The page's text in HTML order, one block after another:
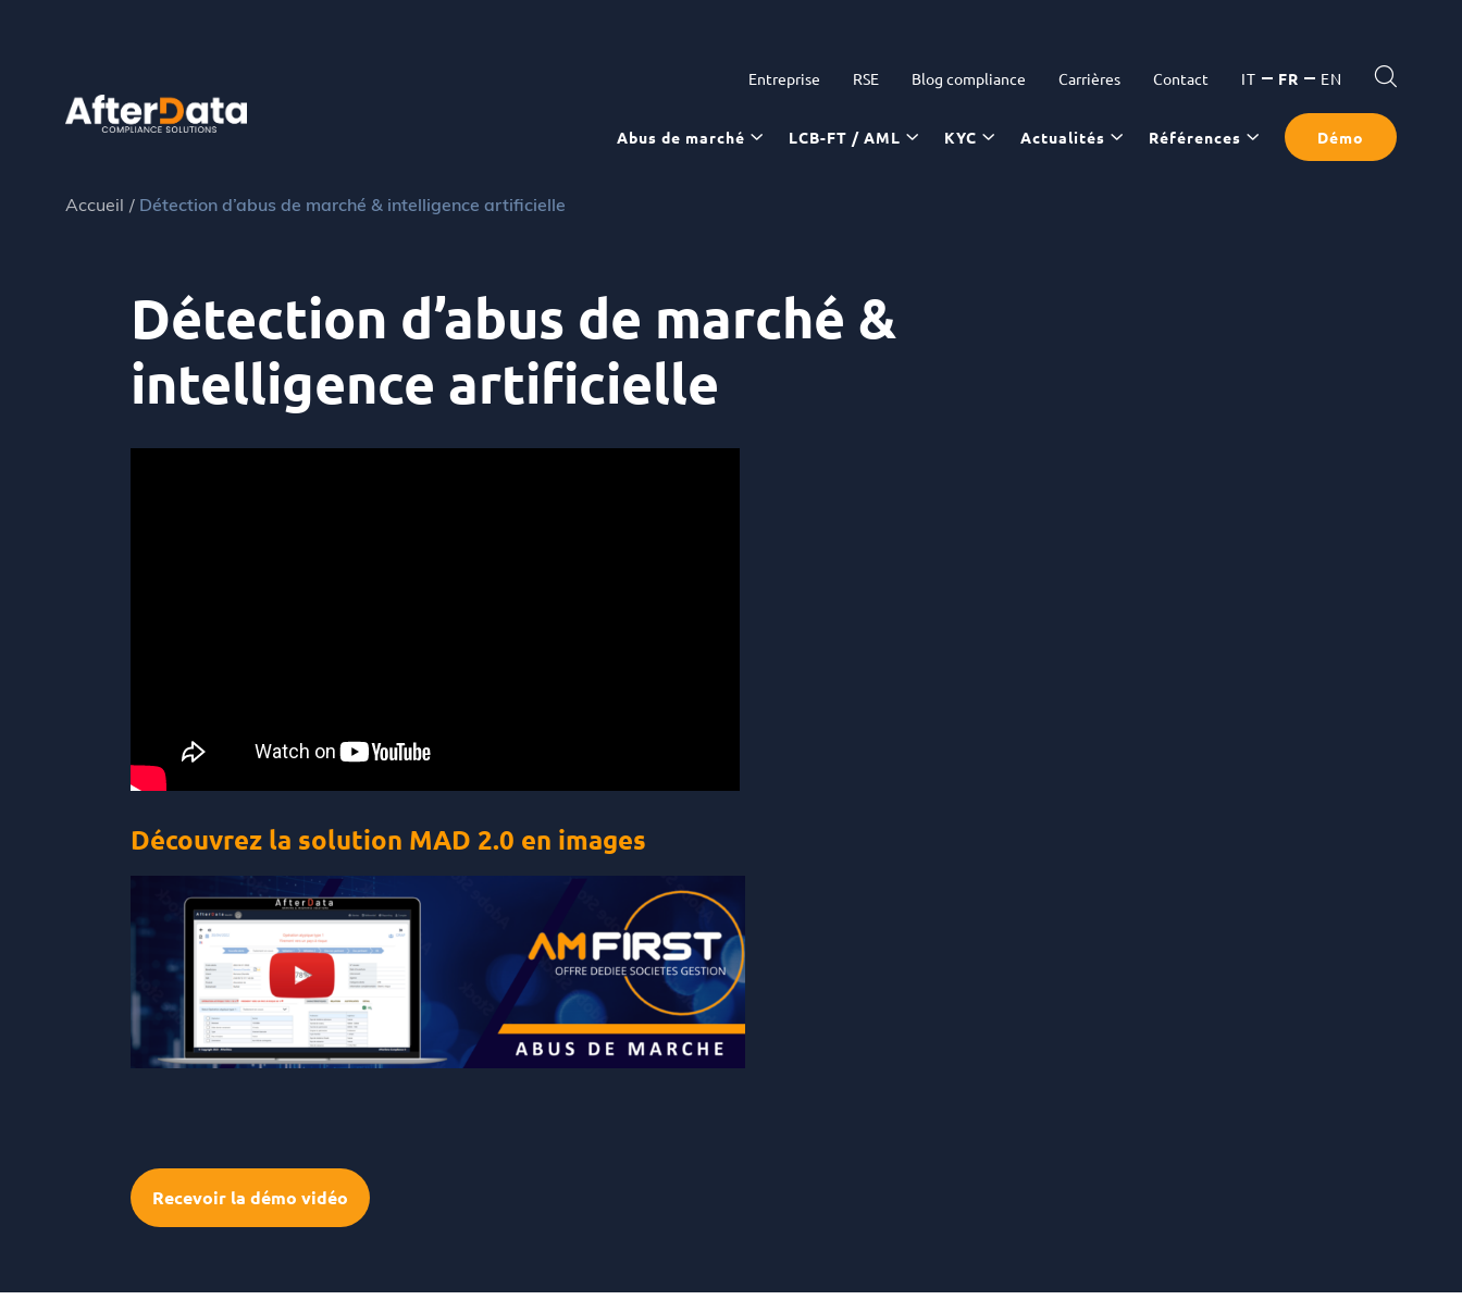
Entreprise RSE Blog compliance Carrières Contact IT FR EN
Abus de marché LCB-FT / AML KYC Actualités Références Démo
Accueil Détection d’abus de marché & intelligence artificielle
Détection d’abus de marché &
intelligence artificielle
Découvrez la solution MAD 2.0 en images
Recevoir la démo vidéo